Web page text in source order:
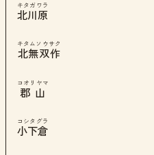
北川原
キタガワラ
北無双作
キタムソウサク
郡山
コオリヤマ
小下倉
コシタグラ